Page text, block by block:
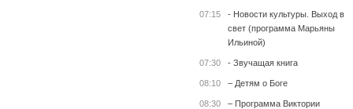
07:15
- Новости культуры. Выход в
свет (программа Марьяны
Ильиной)
07:30 - Звучащая книга
08:10 – Детям о Боге
08:30
– Программа Виктории